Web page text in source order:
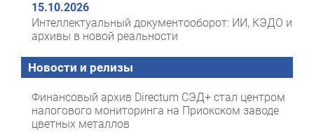
15.10.2026
Интеллектуальный документооборот: ИИ, КЭДО и
архивы в новой реальности
Новости и релизы
Финансовый архив Directum СЭД+ стал центром
налогового мониторинга на Приокском заводе
цветных металлов